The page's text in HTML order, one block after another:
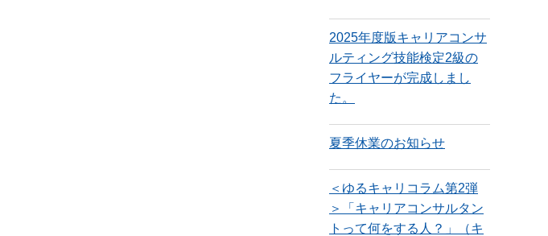
2025年度版キャリアコンサ
ルティング技能検定2級の
フライヤーが完成しまし
た。
夏季休業のお知らせ
＜ゆるキャリコラム第2弾
＞「キャリアコンサルタン
トって何をする人？」（キ